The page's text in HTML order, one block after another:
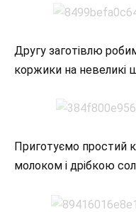
Другу заготівлю
коржики на невеликі
Приготуємо простий
молоком і дрібкою